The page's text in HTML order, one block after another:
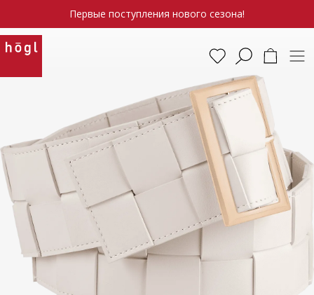
Первые поступления нового сезона!